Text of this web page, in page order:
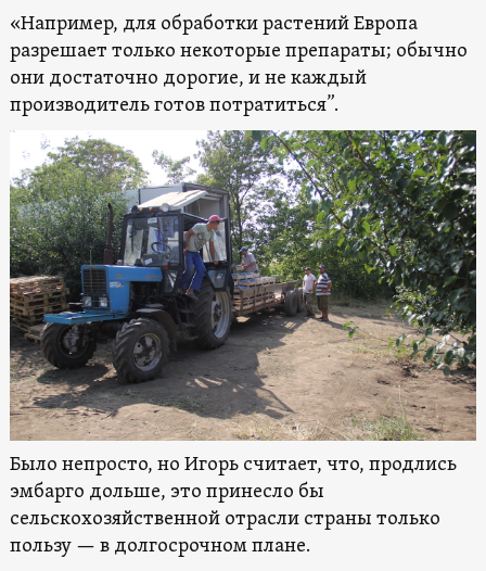
«Например, для обработки растений Европа
разрешает только некоторые препараты; обычно
они достаточно дорогие, и не каждый
производитель готов потратиться”.
Было непросто, но Игорь считает, что, продлись
эмбарго дольше, это принесло бы
сельскохозяйственной отрасли страны только
пользу — в долгосрочном плане.